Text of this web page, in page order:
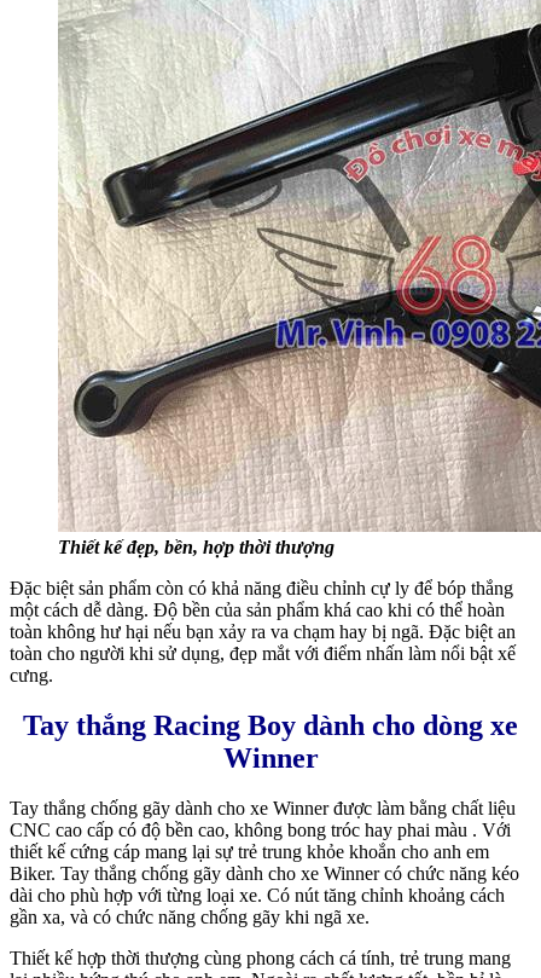
Thiết kế đẹp, bền, hợp thời thượng
Đặc biệt sản phẩm còn có khả năng điều chỉnh cự ly để bóp thắng
một cách dễ dàng. Độ bền của sản phẩm khá cao khi có thể hoàn
toàn không hư hại nếu bạn xảy ra va chạm hay bị ngã. Đặc biệt an
toàn cho người khi sử dụng, đẹp mắt với điểm nhấn làm nổi bật xế
cưng.
Tay thắng Racing Boy dành cho dòng xe
Winner
Tay thắng chống gãy dành cho xe Winner được làm bằng chất liệu
CNC cao cấp có độ bền cao, không bong tróc hay phai màu . Với
thiết kế cứng cáp mang lại sự trẻ trung khỏe khoắn cho anh em
Biker. Tay thắng chống gãy dành cho xe Winner có chức năng kéo
dài cho phù hợp với từng loại xe. Có nút tăng chỉnh khoảng cách
gần xa, và có chức năng chống gãy khi ngã xe.
Thiết kế hợp thời thượng cùng phong cách cá tính, trẻ trung mang